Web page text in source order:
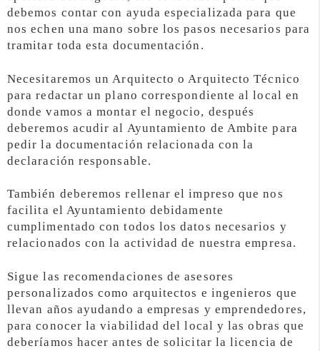
debemos contar con ayuda especializada para que
nos echen una mano sobre los pasos necesarios para
tramitar toda esta documentación.
Necesitaremos un Arquitecto o Arquitecto Técnico
para redactar un plano correspondiente al local en
donde vamos a montar el negocio, después
deberemos acudir al Ayuntamiento de Ambite para
pedir la documentación relacionada con la
declaración responsable.
También deberemos rellenar el impreso que nos
facilita el Ayuntamiento debidamente
cumplimentado con todos los datos necesarios y
relacionados con la actividad de nuestra empresa.
Sigue las recomendaciones de asesores
personalizados como arquitectos e ingenieros que
llevan años ayudando a empresas y emprendedores,
para conocer la viabilidad del local y las obras que
deberíamos hacer antes de solicitar la licencia de